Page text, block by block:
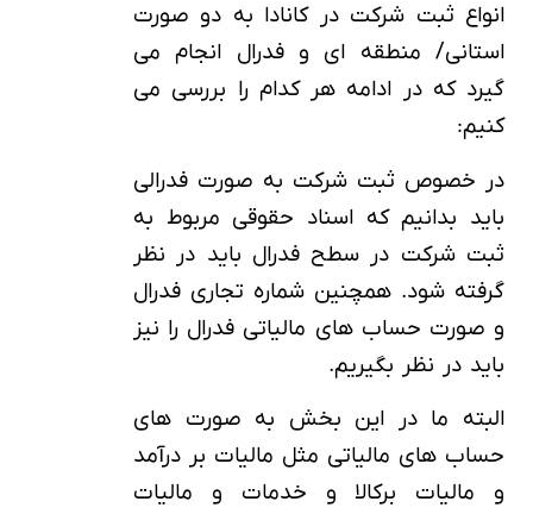
انواع ثبت شرکت در کانادا به دو صورت
استانی/ منطقه ای و فدرال انجام می
گیرد که در ادامه هر کدام را بررسی می
کنیم:
در خصوص ثبت شرکت به صورت فدرالی
باید بدانیم که اسناد حقوقی مربوط به
ثبت شرکت در سطح فدرال باید در نظر
گرفته شود. همچنین شماره تجاری فدرال
و صورت حساب های مالیاتی فدرال را نیز
باید در نظر بگیریم.
البته ما در این بخش به صورت های
حساب های مالیاتی مثل مالیات بر درآمد
و مالیات برکالا و خدمات و مالیات